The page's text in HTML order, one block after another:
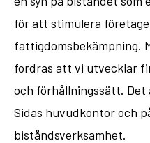
för att stimulera
fattigdomsbekämpning.
fordras att vi utvecklar
och förhållningssätt.
Sidas huvudkontor och
biståndsverksamhet.